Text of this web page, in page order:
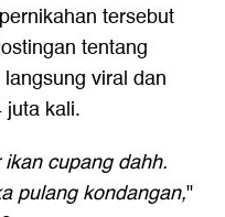
tersebut
tentang
viral dan
kali.
cupang dahh.
pulang kondangan,"